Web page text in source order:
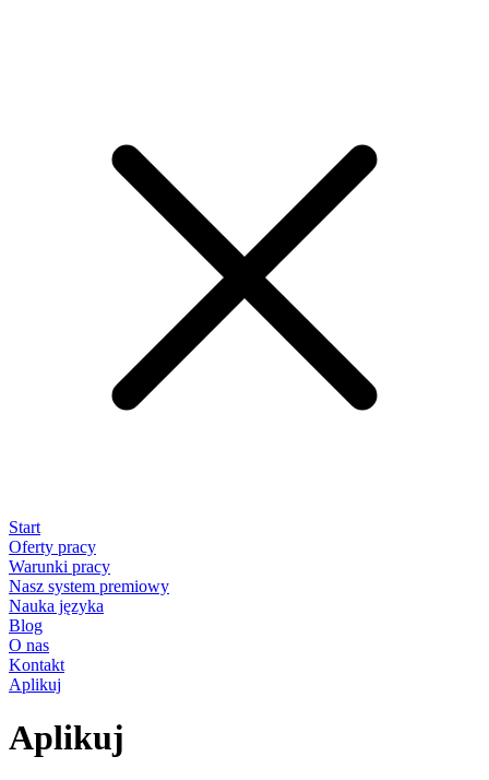
Start
Oferty pracy
Warunki pracy
Nasz system premiowy
Nauka języka
Blog
O nas
Kontakt
Aplikuj
Aplikuj